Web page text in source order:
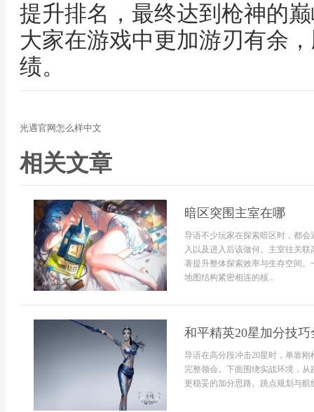
提升排名，最终达到枪神的
大家在游戏中更加游刃有余
绩。
光遇官网怎么样中文
相关文章
暗区突围主室在哪
导语不少玩家在探索暗区时，都
入以及进入后该做何。主室往关
著提升整体探索效率与生存空间
地图结构紧密相连的核...
和平精英20星加分技巧
导语在高分段冲击20星时，单靠
完整领会。下面围绕实战环境，
更稳妥的加分思路。跳点规划与航